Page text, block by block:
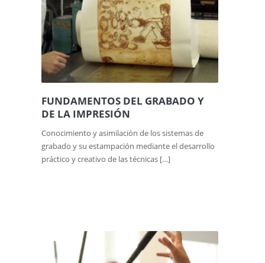
FUNDAMENTOS DEL GRABADO Y
DE LA IMPRESIÓN
Conocimiento y asimilación de los sistemas de
grabado y su estampación mediante el desarrollo
práctico y creativo de las técnicas […]